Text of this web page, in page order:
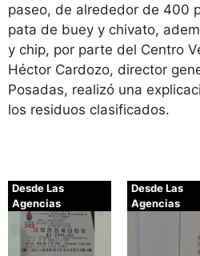
paseo, de alrededor de 400
pata de buey y chivato,
y chip, por parte del Centro
Héctor Cardozo, director
Posadas, realizó una
los residuos clasificados.
Desde Las
Agencias
Desde Las
Agencias